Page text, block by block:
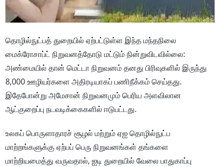
தொழில்நுட்பத் துறையில் ஏற்பட்டுள்ள இந்த மந்தநிலை
மைக்ரோசாப்ட் நிறுவனத்தோடு மட்டும் நின்றுவிடவில்லை:
அண்மையில் தான் மெட்டா நிறுவனம் தனது பிரிவுகளில் இருந்து
8,000 ஊழியர்களை அதிரடியாகப் பணிநீக்கம் செய்தது.
இதேபோன்று அமேசான் நிறுவனமும் பெரிய அளவிலான
ஆட்குறைப்பு நடவடிக்கைகளில் ஈடுபட்டது.
உலகப் பொருளாதாரச் சூழல் மற்றும் ஏஐ தொழில்நுட்ப
மாற்றங்களுக்கு ஏற்பப் பெரு நிறுவனங்கள் தங்களை
மாற்றியமைத்து வருவதால், ஐடி துறையில் வேலை பாதுகாப்பு